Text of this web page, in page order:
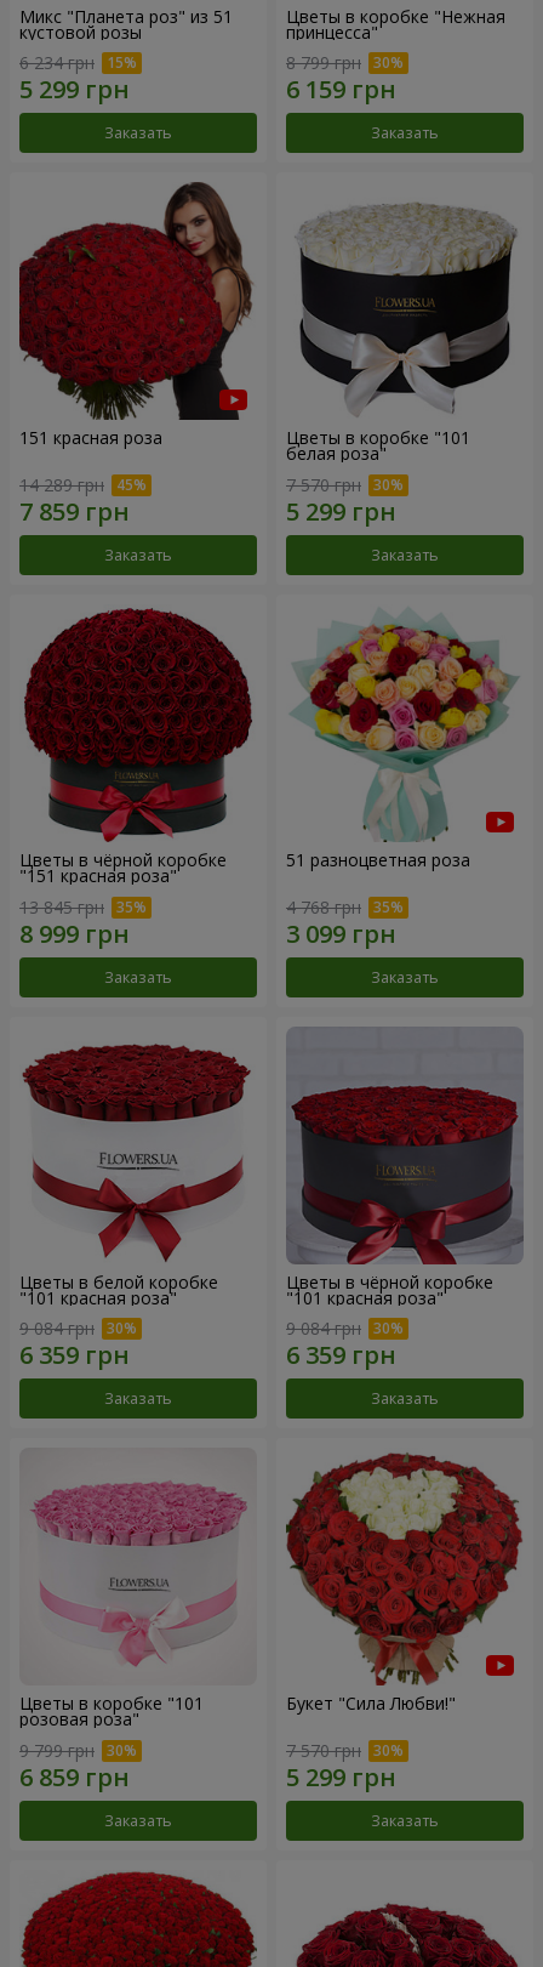
Микс "Планета роз" из 51
кустовой розы
6 234 грн
Заказать
Цветы в коробке "Нежная
принцесса"
8 799 грн
Заказать
151 красная роза
14 289 грн
Заказать
Цветы в коробке "101
белая роза"
7 570 грн
Заказать
Цветы в чёрной коробке
"151 красная роза"
13 845 грн
Заказать
51 разноцветная роза
4 768 грн
Заказать
Цветы в белой коробке
"101 красная роза"
9 084 грн
Заказать
Цветы в чёрной коробке
"101 красная роза"
9 084 грн
Заказать
Цветы в коробке "101
розовая роза"
9 799 грн
Заказать
Букет "Сила Любви!"
7 570 грн
Заказать